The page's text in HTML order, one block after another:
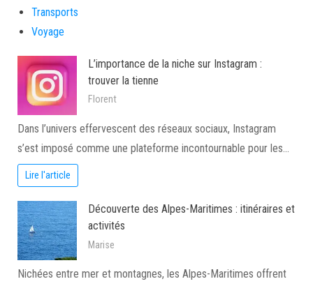
Transports
Voyage
L’importance de la niche sur Instagram :
trouver la tienne
Florent
Dans l’univers effervescent des réseaux sociaux, Instagram
s’est imposé comme une plateforme incontournable pour les…
Lire l'article
Découverte des Alpes-Maritimes : itinéraires et
activités
Marise
Nichées entre mer et montagnes, les Alpes-Maritimes offrent